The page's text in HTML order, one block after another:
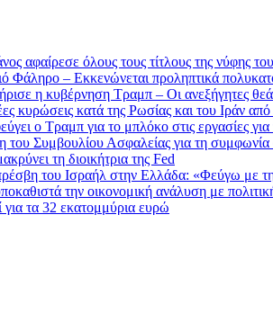
αφαίρεσε όλους τους τίτλους της νύφης
Φάληρο – Εκκενώνεται προληπτικά
η κυβέρνηση Τραμπ – Οι ανεξήγητες
κυρώσεις κατά της Ρωσίας και του Ιράν
ο Τραμπ για το μπλόκο στις εργασίες
του Συμβουλίου Ασφαλείας για τη
τη διοικήτρια της Fed
του Ισραήλ στην Ελλάδα: «Φεύγω με
την οικονομική ανάλυση με
τα 32 εκατoμμύρια ευρώ